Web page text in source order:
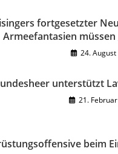
fortgesetzter
Armeefantasien
24. August
unterstützt
21.
beim